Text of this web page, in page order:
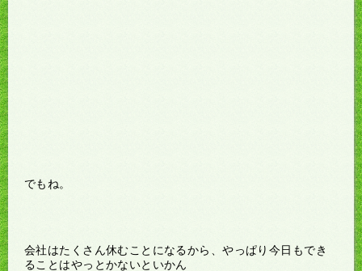
でもね。
会社はたくさん休むことになるから、やっぱり今日もでき
ることはやっとかないといかん